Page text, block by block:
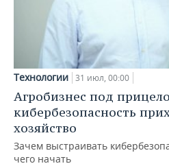
Технологии 31 июл, 00:00
Агробизнес под
кибербезопасность
хозяйство
Зачем выстраивать
чего начать